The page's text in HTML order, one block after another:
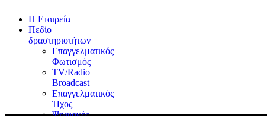
Η Εταιρεία
Πεδίο
δραστηριοτήτων
Επαγγελματικός
Φωτισμός
TV/Radio
Broadcast
Επαγγελματικός
Ήχος